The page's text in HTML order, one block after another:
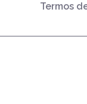
Termos